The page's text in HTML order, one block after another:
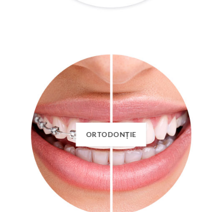
ORTODONȚIE